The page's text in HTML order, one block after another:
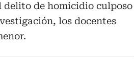
delito de homicidio culposo
los docentes